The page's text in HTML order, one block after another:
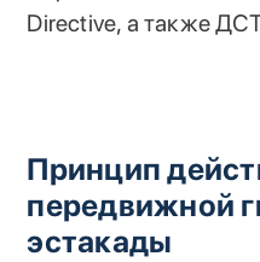
Directive, а также
Принцип
передвижной
эстакады